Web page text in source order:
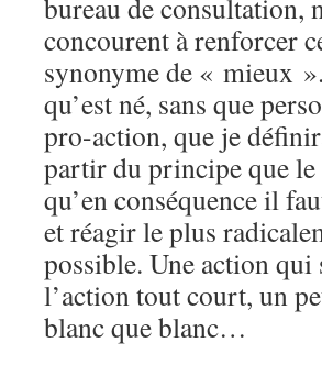
bureau de consultation,
concourent à renforcer
synonyme de « mieux
qu’est né, sans que
pro-action, que je
partir du principe que
qu’en conséquence il
et réagir le plus
possible. Une action
l’action tout court, un
blanc que blanc…